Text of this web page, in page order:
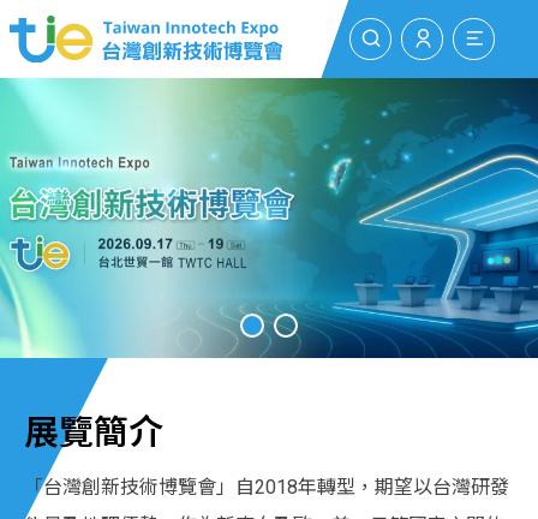
搜尋 登入/註冊
選單
展覽簡介
「台灣創新技術博覽會」自2018年轉型，期望以台灣研發